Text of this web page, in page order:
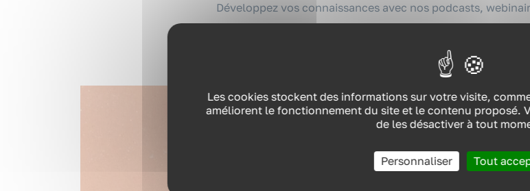
Développez vos connaissances avec nos podcasts,
Les cookies stockent des informations sur votre visite,
améliorent le fonctionnement du site et le contenu proposé.
de les désactiver à tout
Tout
Personnaliser